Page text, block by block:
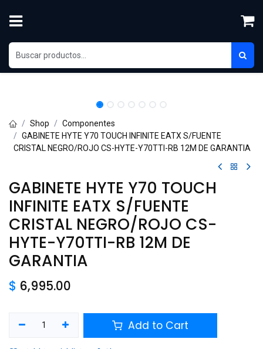
Shop
Componentes
GABINETE HYTE Y70 TOUCH INFINITE EATX S/FUENTE
CRISTAL NEGRO/ROJO CS-HYTE-Y70TTI-RB 12M DE GARANTIA
GABINETE HYTE Y70 TOUCH
INFINITE EATX S/FUENTE
CRISTAL NEGRO/ROJO CS-
HYTE-Y70TTI-RB 12M DE
GARANTIA
$ 6,995.00
Add to Cart